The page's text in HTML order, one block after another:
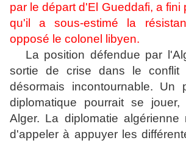
par le départ d'El Gueddafi, a fini
qu'il a sous-estimé la
opposé le colonel libyen.
La position défendue par
sortie de crise dans le conflit
désormais incontournable. Un
diplomatique pourrait se
Alger. La diplomatie
d'appeler à appuyer les